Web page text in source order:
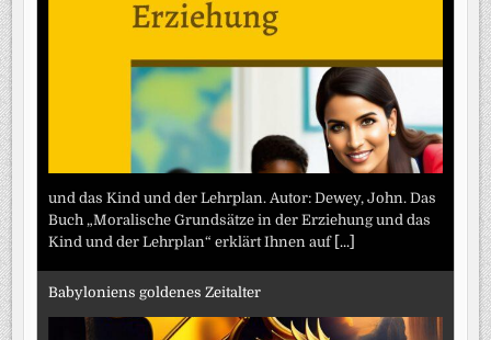
und das Kind und der Lehrplan. Autor: Dewey, John. Das
Buch „Moralische Grundsätze in der Erziehung und das
Kind und der Lehrplan“ erklärt Ihnen auf [...]
Babyloniens goldenes Zeitalter